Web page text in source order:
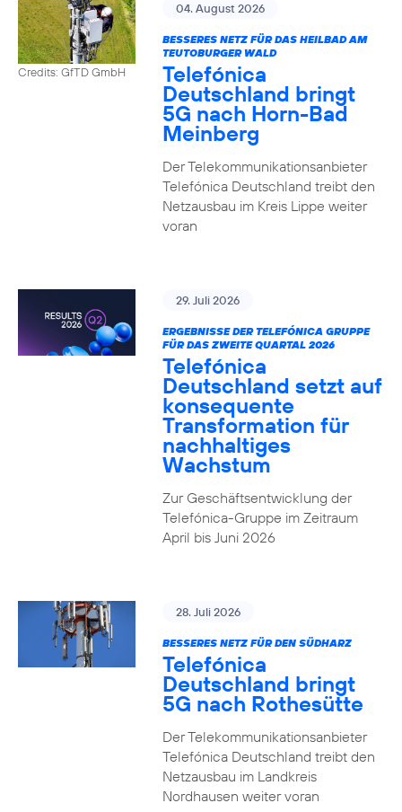
Credits: GfTD GmbH
04. August 2026
BESSERES NETZ FÜR DAS HEILBAD AM
TEUTOBURGER WALD
Telefónica
Deutschland bringt
5G nach Horn-Bad
Meinberg
Der Telekommunikationsanbieter
Telefónica Deutschland treibt den
Netzausbau im Kreis Lippe weiter
voran
29. Juli 2026
ERGEBNISSE DER TELEFÓNICA GRUPPE
FÜR DAS ZWEITE QUARTAL 2026
Telefónica
Deutschland setzt auf
konsequente
Transformation für
nachhaltiges
Wachstum
Zur Geschäftsentwicklung der
Telefónica-Gruppe im Zeitraum
April bis Juni 2026
28. Juli 2026
BESSERES NETZ FÜR DEN SÜDHARZ
Telefónica
Deutschland bringt
5G nach Rothesütte
Der Telekommunikationsanbieter
Telefónica Deutschland treibt den
Netzausbau im Landkreis
Nordhausen weiter voran